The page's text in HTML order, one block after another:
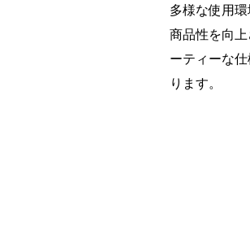
多様な使用
商品性を向
ーティーな
ります。